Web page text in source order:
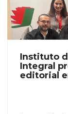
Instituto
Integral
editorial